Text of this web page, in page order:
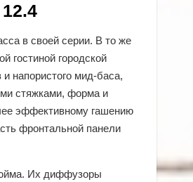
в своей серии. В то же
гостиной городской
напористого мид-баса,
стяжками, форма и
эффективному гашению
фронтальной панели
Их диффузоры